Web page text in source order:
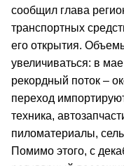
сообщил глава
транспортных
его открытия.
увеличиваться: в
рекордный поток –
переход
техника,
пиломатериалы,
Помимо этого, с